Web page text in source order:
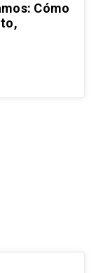
Cómo